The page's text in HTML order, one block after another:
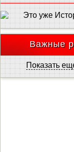
Это уже
Важные
Показать